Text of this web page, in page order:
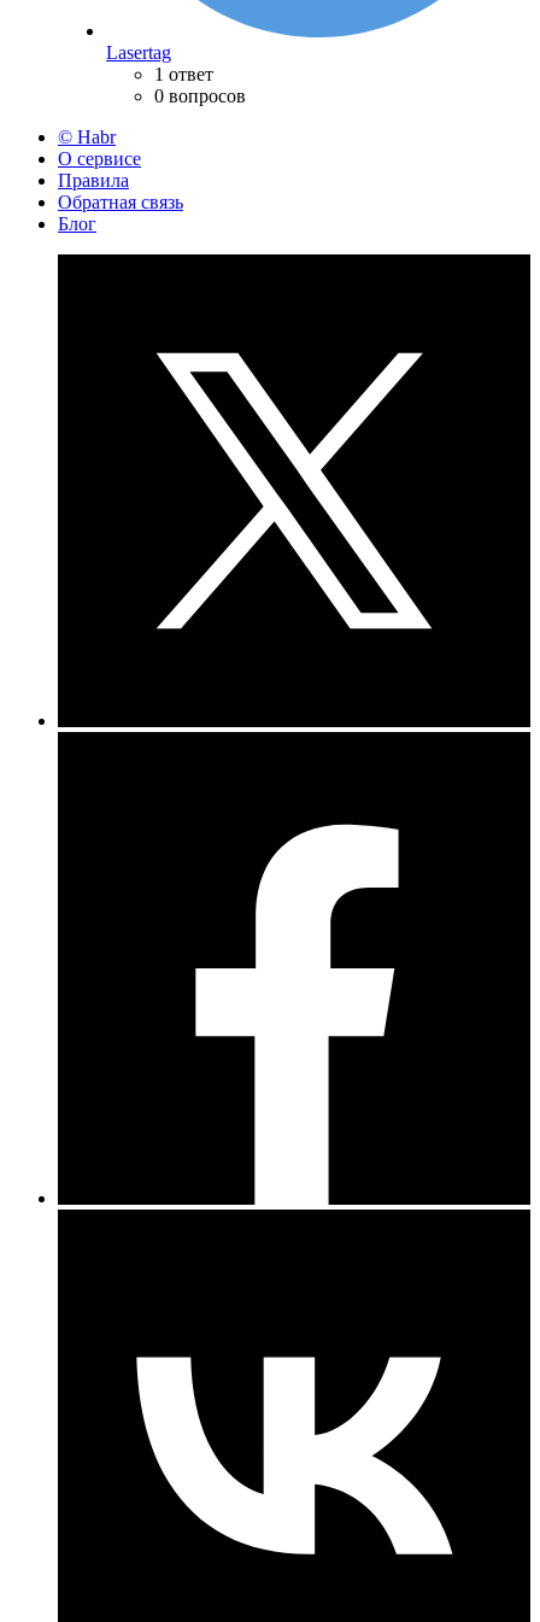
Lasertag
1 ответ
0 вопросов
© Habr
О сервисе
Правила
Обратная связь
Блог